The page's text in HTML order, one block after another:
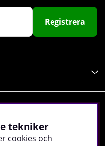
Registrera
tekniker
cookies och